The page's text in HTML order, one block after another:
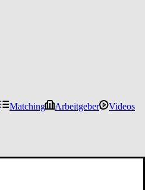
Matching Arbeitgeber
Videos